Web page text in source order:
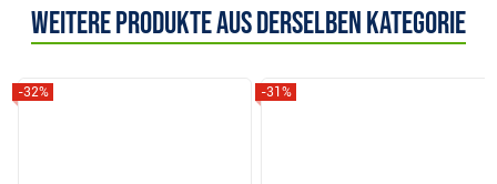
Weitere Produkte aus derselben Kategorie
-32% -31%